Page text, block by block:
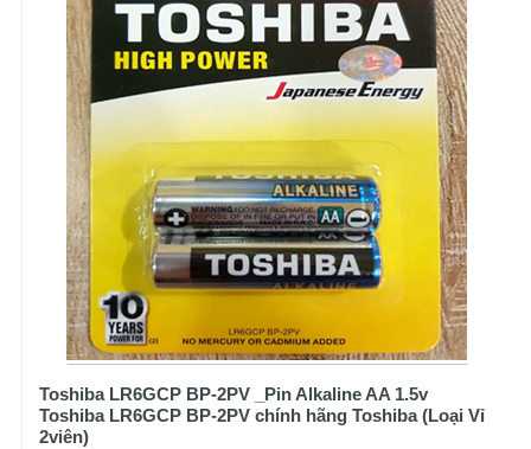
Toshiba LR6GCP BP-2PV _Pin Alkaline AA 1.5v
Toshiba LR6GCP BP-2PV chính hãng Toshiba (Loại Vỉ
2viên)